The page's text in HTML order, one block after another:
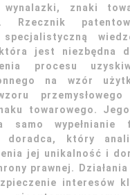
znaki
Rzecznik
specjalistyczną
jest niezbędna
procesu
na wzór
towarowego.
samo wypełnianie
doradca, który
jej unikalność i
prawnej.
interesów